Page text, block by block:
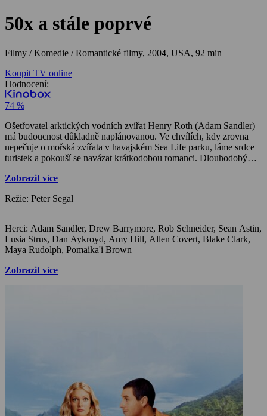
50x a stále poprvé
Filmy / Komedie / Romantické filmy, 2004, USA, 92 min
Koupit TV online
Hodnocení:
74 %
Ošetřovatel arktických vodních zvířat Henry Roth (Adam Sandler)
má budoucnost důkladně naplánovanou. Ve chvílích, kdy zrovna
nepečuje o mořská zvířata v havajském Sea Life parku, láme srdce
turistek a pokouší se navázat krátkodobou romanci. Dlouhodobý
výpravě na Aljašku, kde chce zkoumat podmořský život mrožů.
skutečností, dojde během zkušební jízdy jeho škuneru k nečekané
krásnou Lucy Whitmoreovou (Drew Barrymore), jež mu svým
šarmem ihned učaruje…
Zobrazit více
Režie: Peter Segal
Herci: Adam Sandler, Drew Barrymore, Rob Schneider, Sean Astin,
Lusia Strus, Dan Aykroyd, Amy Hill, Allen Covert, Blake Clark,
Maya Rudolph, Pomaika'i Brown
Zobrazit více